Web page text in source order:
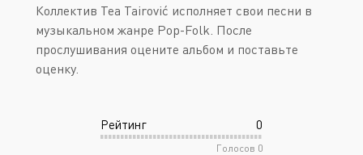
Коллектив Tea Tairović исполняет свои песни в
музыкальном жанре Pop-Folk. После
прослушивания оцените альбом и поставьте
оценку.
Рейтинг 0
Голосов 0